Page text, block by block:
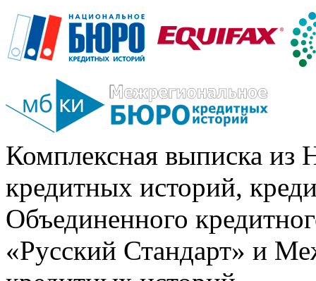
Комплексная выписка из
кредитных историй,
Объединенного
«Русский Стандарт» и